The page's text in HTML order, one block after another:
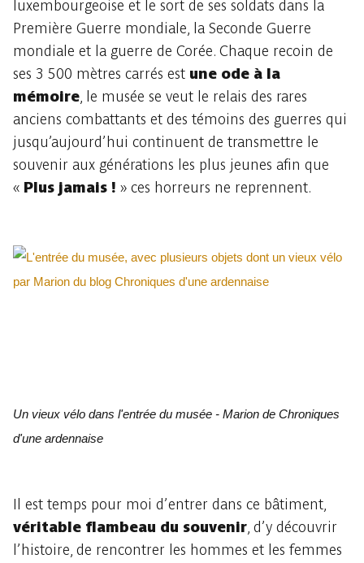
luxembourgeoise et le sort de ses soldats dans la
Première Guerre mondiale, la Seconde Guerre
mondiale et la guerre de Corée. Chaque recoin de
ses 3 500 mètres carrés est une ode à la
mémoire , le musée se veut le relais des rares
anciens combattants et des témoins des guerres qui
jusqu’aujourd’hui continuent de transmettre le
souvenir aux générations les plus jeunes afin que
« Plus jamais ! » ces horreurs ne reprennent.
Un vieux vélo dans l'entrée du musée - Marion de Chroniques
d'une ardennaise
Il est temps pour moi d’entrer dans ce bâtiment,
véritable flambeau du souvenir , d’y découvrir
l’histoire, de rencontrer les hommes et les femmes